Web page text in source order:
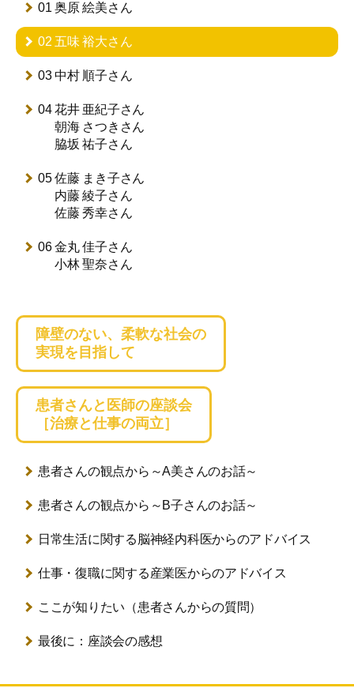
01 奥原 絵美さん
02 五味 裕大さん
03 中村 順子さん
04 花井 亜紀子さん
朝海 さつきさん
脇坂 祐子さん
05 佐藤 まき子さん
内藤 綾子さん
佐藤 秀幸さん
06 金丸 佳子さん
小林 聖奈さん
障壁のない、柔軟な社会の
実現を目指して
患者さんと医師の座談会
［治療と仕事の両立］
患者さんの観点から ～A美さんのお話～
患者さんの観点から ～B子さんのお話～
日常生活に関する 脳神経内科医からのアドバイス
仕事・復職に関する産業医からのアドバイス
ここが知りたい （患者さんからの質問）
最後に：座談会の感想